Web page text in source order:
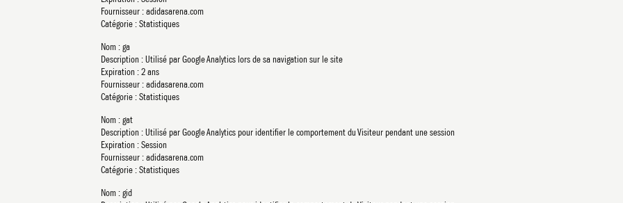
Fournisseur : adidasarena.com
Catégorie : Statistiques
Nom : ga
Description : Utilisé par Google Analytics lors de sa navigation sur le site
Expiration : 2 ans
Fournisseur : adidasarena.com
Catégorie : Statistiques
Nom : gat
Description : Utilisé par Google Analytics pour identifier le comportement du Visiteur pendant une session
Expiration : Session
Fournisseur : adidasarena.com
Catégorie : Statistiques
Nom : gid